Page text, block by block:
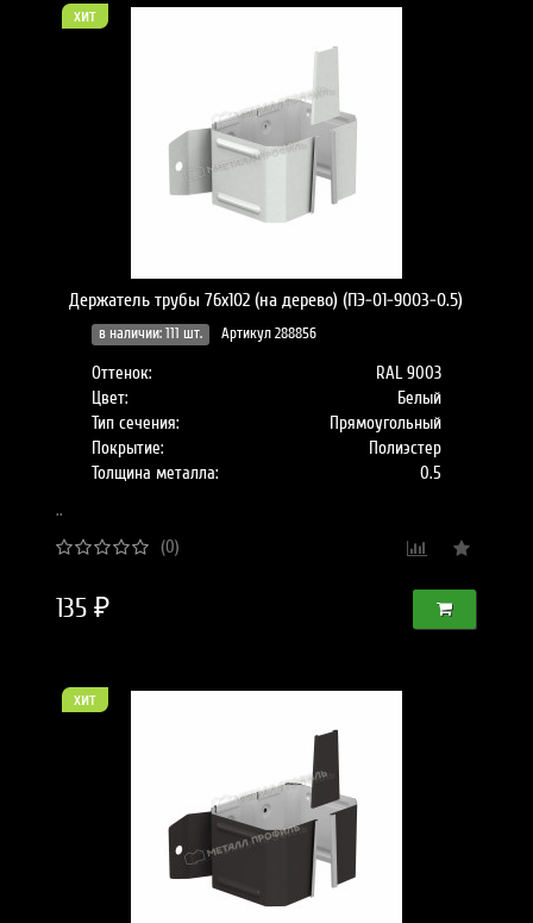
хит
Держатель трубы 76х102 (на дерево) (ПЭ-01-9003-0.5)
в наличии: 111 шт. Артикул 288856
Оттенок:
RAL 9003
Цвет:
Белый
Тип сечения:
Прямоугольный
Покрытие:
Полиэстер
Толщина металла:
0.5
..
(0)
135 ₽
хит